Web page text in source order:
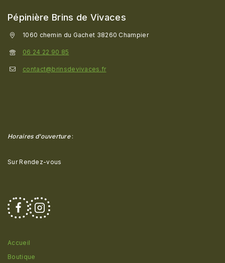
Pépinière Brins de Vivaces
1060 chemin du Gachet 38260 Champier
06 24 22 90 85
contact@brinsdevivaces.fr
Horaires d'ouverture:
Sur Rendez-vous
Accueil
Boutique